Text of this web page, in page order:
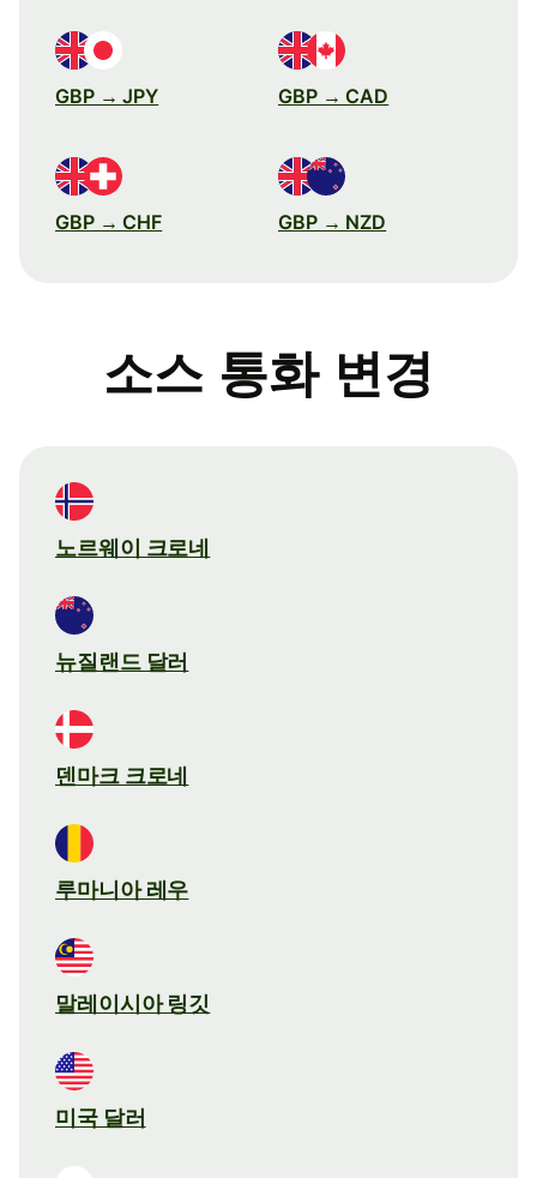
GBP → JPY GBP → CAD
GBP → CHF GBP → NZD
소스 통화 변경
노르웨이 크로네
뉴질랜드 달러
덴마크 크로네
루마니아 레우
말레이시아 링깃
미국 달러